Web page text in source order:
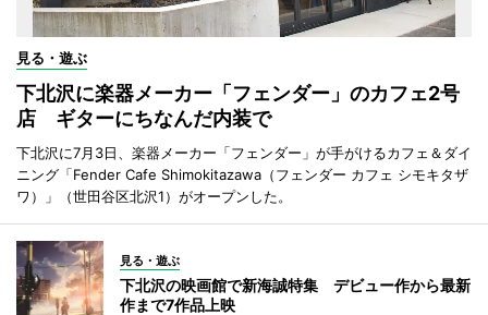
見る・遊ぶ
下北沢に楽器メーカー「フェンダー」のカフェ2号
店 ギターにちなんだ内装で
下北沢に7月3日、楽器メーカー「フェンダー」が手がけるカフェ＆ダイ
ニング「Fender Cafe Shimokitazawa（フェンダー カフェ シモキタザ
ワ）」（世田谷区北沢1）がオープンした。
見る・遊ぶ
下北沢の映画館で新海誠特集 デビュー作から最新
作まで7作品上映